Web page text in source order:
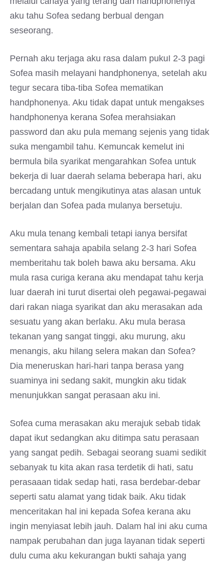
aku tahu Sofea sedang berbual dengan
seseorang.
Pernah aku terjaga aku rasa dalam pukuI 2-3 pagi
Sofea masih melayani handphonenya, setelah aku
tegur secara tiba-tiba Sofea mematikan
handphonenya. Aku tidak dapat untuk mengakses
handphonenya kerana Sofea merahsiakan
password dan aku pula memang sejenis yang tidak
suka mengambil tahu. Kemuncak kemelut ini
bermula bila syarikat mengarahkan Sofea untuk
bekerja di luar daerah selama beberapa hari, aku
bercadang untuk mengikutinya atas alasan untuk
berjalan dan Sofea pada mulanya bersetuju.
Aku mula tenang kembali tetapi ianya bersifat
sementara sahaja apabila selang 2-3 hari Sofea
memberitahu tak boleh bawa aku bersama. Aku
mula rasa curiga kerana aku mendapat tahu kerja
luar daerah ini turut disertai oleh pegawai-pegawai
dari rakan niaga syarikat dan aku merasakan ada
sesuatu yang akan berlaku. Aku mula berasa
tekanan yang sangat tinggi, aku murung, aku
menangis, aku hilang selera makan dan Sofea?
Dia meneruskan hari-hari tanpa berasa yang
suaminya ini sedang sakit, mungkin aku tidak
menunjukkan sangat perasaan aku ini.
Sofea cuma merasakan aku merajuk sebab tidak
dapat ikut sedangkan aku ditimpa satu perasaan
yang sangat pedih. Sebagai seorang suami sedikit
sebanyak tu kita akan rasa terdetik di hati, satu
perasaaan tidak sedap hati, rasa berdebar-debar
seperti satu alamat yang tidak baik. Aku tidak
menceritakan hal ini kepada Sofea kerana aku
ingin menyiasat lebih jauh. Dalam hal ini aku cuma
nampak perubahan dan juga layanan tidak seperti
dulu cuma aku kekurangan bukti sahaja yang